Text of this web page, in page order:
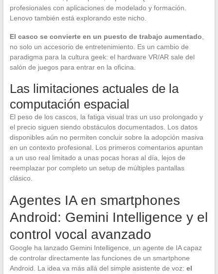
profesionales con aplicaciones de modelado y formación.
Lenovo también está explorando este nicho.
El casco se convierte en un puesto de trabajo aumentado,
no solo un accesorio de entretenimiento. Es un cambio de
paradigma para la cultura geek: el hardware VR/AR sale del
salón de juegos para entrar en la oficina.
Las limitaciones actuales de la
computación espacial
El peso de los cascos, la fatiga visual tras un uso prolongado y
el precio siguen siendo obstáculos documentados. Los datos
disponibles aún no permiten concluir sobre la adopción masiva
en un contexto profesional. Los primeros comentarios apuntan
a un uso real limitado a unas pocas horas al día, lejos de
reemplazar por completo un setup de múltiples pantallas
clásico.
Agentes IA en smartphones
Android: Gemini Intelligence y el
control vocal avanzado
Google ha lanzado Gemini Intelligence, un agente de IA capaz
de controlar directamente las funciones de un smartphone
Android. La idea va más allá del simple asistente de voz: el